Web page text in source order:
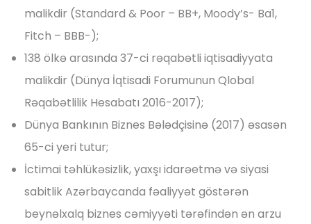
malikdir (Standard & Poor – BB+, Moody’s- Ba1,
Fitch – BBB-);
138 ölkə arasında 37-ci rəqabətli iqtisadiyyata
malikdir (Dünya İqtisadi Forumunun Qlobal
Rəqabətlilik Hesabatı 2016-2017);
Dünya Bankının Biznes Bələdçisinə (2017) əsasən
65-ci yeri tutur;
İctimai təhlükəsizlik, yaxşı idarəetmə və siyasi
sabitlik Azərbaycanda fəaliyyət göstərən
beynəlxalq biznes cəmiyyəti tərəfindən ən arzu